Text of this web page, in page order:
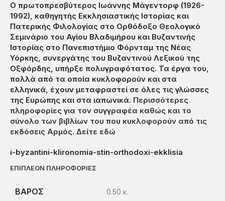
Ο πρωτοπρεσβύτερος Ιωάννης Μάγεντορφ (1926-
1992), καθηγητής Εκκλησιαστικής Ιστορίας και
Πατερικής Φιλολογίας στο Ορθόδοξο Θεολογικό
Σεμινάριο του Αγίου Βλαδιμήρου και Βυζαντινής
Ιστορίας στο Πανεπιστήμιο Φόρνταμ της Νέας
Υόρκης, συνεργάτης του Βυζαντινού Λεξικού της
Οξφόρδης, υπήρξε πολυγραφότατος. Τα έργα του,
πολλά από τα οποία κυκλοφορούν και στα
ελληνικά, έχουν μεταφραστεί σε όλες τις γλώσσες
της Ευρώπης και στα ιαπωνικά. Περισσότερες
πληροφορίες για τον συγγραφέα καθώς και το
σύνολο των βιβλίων του που κυκλοφορούν από τις
εκδόσεις Αρμός. Δείτε εδώ
i-byzantini-klironomia-stin-orthodoxi-ekklisia
ΕΠΙΠΛΕΟΝ ΠΛΗΡΟΦΟΡΙΕΣ
ΒΑΡΟΣ 0.50 κ.